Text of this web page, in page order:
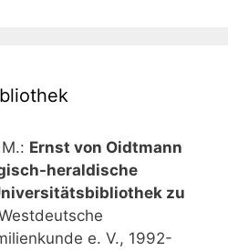
Ernst von Oidtmann
heraldische
zu
e. V., 1992-